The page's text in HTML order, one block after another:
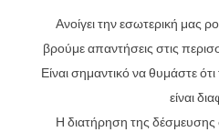
Ανοίγει την εσωτερική μας
βρούμε απαντήσεις στις
Είναι σημαντικό να θυμάστε
είναι
Η διατήρηση της δέσμευσης